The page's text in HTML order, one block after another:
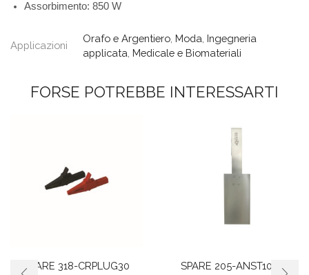
Assorbimento: 850 W
Applicazioni
Orafo e Argentiero, Moda Ingegneria
applicata Medicale e Biomateriali
FORSE POTREBBE INTERESSARTI
SPARE 318-CRPLUG30 SPARE 205-ANST10X5